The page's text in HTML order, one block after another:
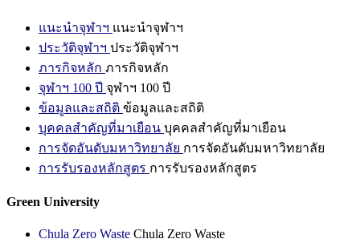
แนะนำจุฬาฯ แนะนำจุฬาฯ
ประวัติจุฬาฯ ประวัติจุฬาฯ
ภารกิจหลัก ภารกิจหลัก
จุฬาฯ 100 ปี จุฬาฯ 100 ปี
ข้อมูลและสถิติ ข้อมูลและสถิติ
บุคคลสำคัญที่มาเยือน บุคคลสำคัญที่มาเยือน
การจัดอันดับมหาวิทยาลัย การจัดอันดับมหาวิทยาลัย
การรับรองหลักสูตร การรับรองหลักสูตร
Green University
Chula Zero Waste Chula Zero Waste